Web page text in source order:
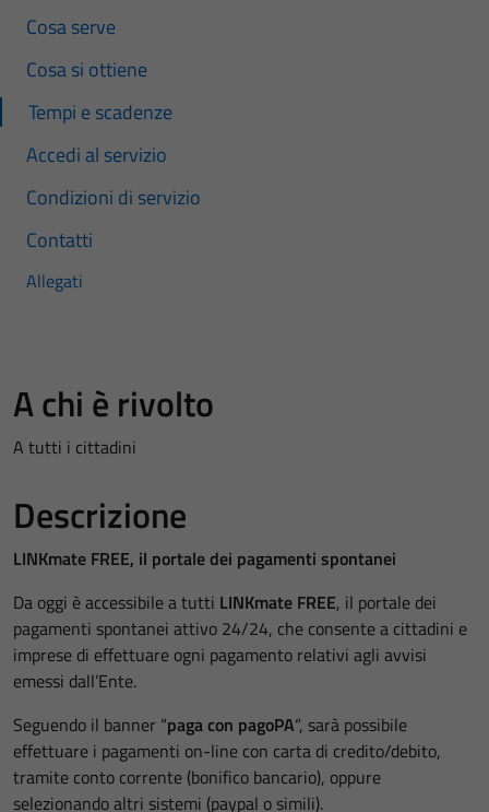
Cosa serve
Cosa si ottiene
Tempi e scadenze
Accedi al servizio
Condizioni di servizio
Contatti
Allegati
A chi è rivolto
A tutti i cittadini
Descrizione
LINKmate FREE, il portale dei pagamenti spontanei
Da oggi è accessibile a tutti LINKmate FREE, il portale dei
pagamenti spontanei attivo 24/24, che consente a cittadini e
imprese di effettuare ogni pagamento relativi agli avvisi
emessi dall’Ente.
Seguendo il banner “paga con pagoPA“, sarà possibile
effettuare i pagamenti on-line con carta di credito/debito,
tramite conto corrente (bonifico bancario), oppure
selezionando altri sistemi (paypal o simili).